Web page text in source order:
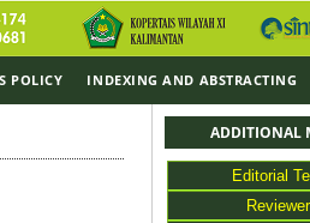
ADDITIONAL
Editorial
POLICY INDEXING AND ABSTRACTING